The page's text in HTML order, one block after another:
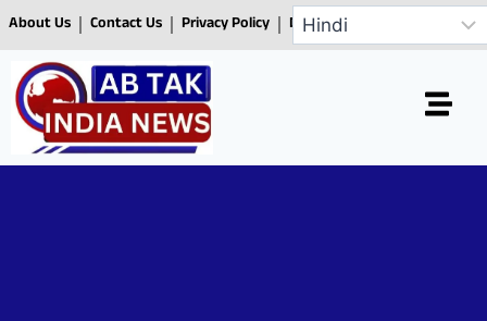
About Us Contact Us Privacy Policy Disclaimer